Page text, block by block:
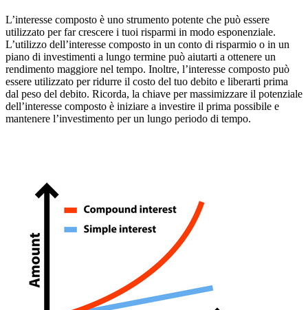
L’interesse composto è uno strumento potente che può essere
utilizzato per far crescere i tuoi risparmi in modo esponenziale.
L’utilizzo dell’interesse composto in un conto di risparmio o in un
piano di investimenti a lungo termine può aiutarti a ottenere un
rendimento maggiore nel tempo. Inoltre, l’interesse composto può
essere utilizzato per ridurre il costo del tuo debito e liberarti prima
dal peso del debito. Ricorda, la chiave per massimizzare il potenziale
dell’interesse composto è iniziare a investire il prima possibile e
mantenere l’investimento per un lungo periodo di tempo.